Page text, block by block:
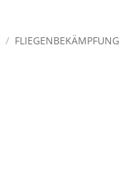
/ FLIEGENBEKÄMPFUNG